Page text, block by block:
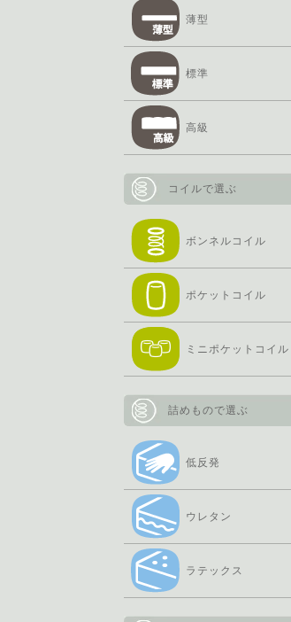
薄型
標準
高級
コイルで選ぶ
ボンネルコイル
ポケットコイル
ミニポケットコイル
詰めもので選ぶ
低反発
ウレタン
ラテックス